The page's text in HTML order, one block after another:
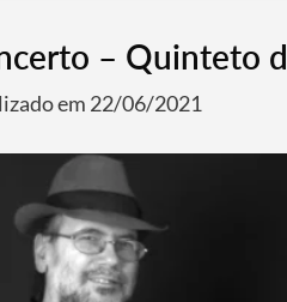
– Quinteto
em 22/06/2021